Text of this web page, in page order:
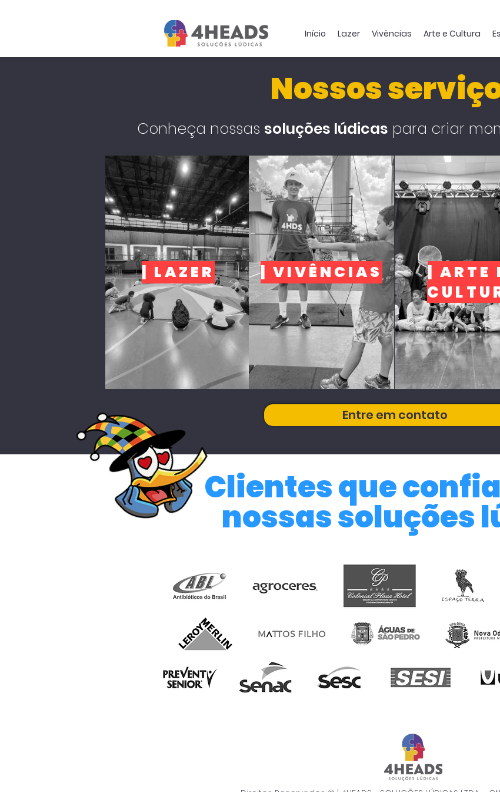
Início Lazer Vivências Arte e Cultura
Nossos
Conheça nossas soluções lúdicas para criar
| LAZER | VIVÊNCIAS | ARTE
Entre em contato
Clientes que
nossas soluções